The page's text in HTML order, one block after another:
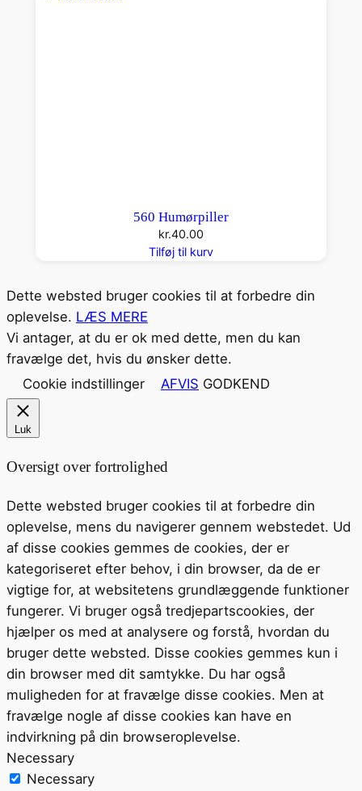
560 Humørpiller
kr.40.00
Tilføj til kurv
Dette websted bruger cookies til at forbedre din
oplevelse. LÆS MERE
Vi antager, at du er ok med dette, men du kan
fravælge det, hvis du ønsker dette.
Cookie indstillinger
AFVIS GODKEND
Luk
Oversigt over fortrolighed
Dette websted bruger cookies til at forbedre din
oplevelse, mens du navigerer gennem webstedet. Ud
af disse cookies gemmes de cookies, der er
kategoriseret efter behov, i din browser, da de er
vigtige for, at websitetens grundlæggende funktioner
fungerer. Vi bruger også tredjepartscookies, der
hjælper os med at analysere og forstå, hvordan du
bruger dette websted. Disse cookies gemmes kun i
din browser med dit samtykke. Du har også
muligheden for at fravælge disse cookies. Men at
fravælge nogle af disse cookies kan have en
indvirkning på din browseroplevelse.
Necessary
Necessary